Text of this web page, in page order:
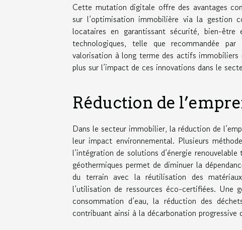
Cette mutation digitale offre des avantages
sur l’optimisation immobilière via la gestion
locataires en garantissant sécurité, bien-
technologiques, telle que recommandée
valorisation à long terme des actifs
plus sur l’impact de ces innovations dans le
Réduction de
Dans le secteur immobilier, la réduction de
leur impact environnemental. Plusieurs
l’intégration de solutions d’énergie
géothermiques permet de diminuer la
du terrain avec la réutilisation des
l’utilisation de ressources éco-certifiées. Une
consommation d’eau, la réduction des
contribuant ainsi à la décarbonation progressive